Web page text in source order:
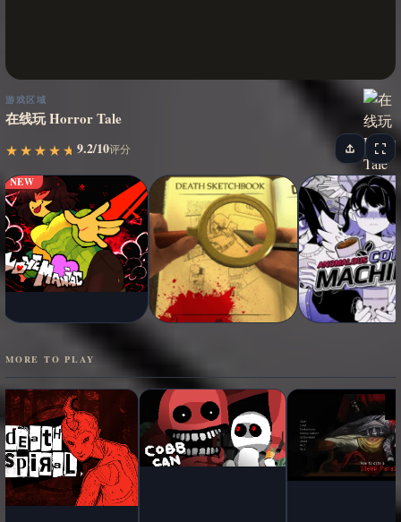
游戏区域
在线玩 Horror Tale
★
★ ★
★ ★
★ ★
★ ★
★ 9.2/10评分
NEW
MORE TO PLAY